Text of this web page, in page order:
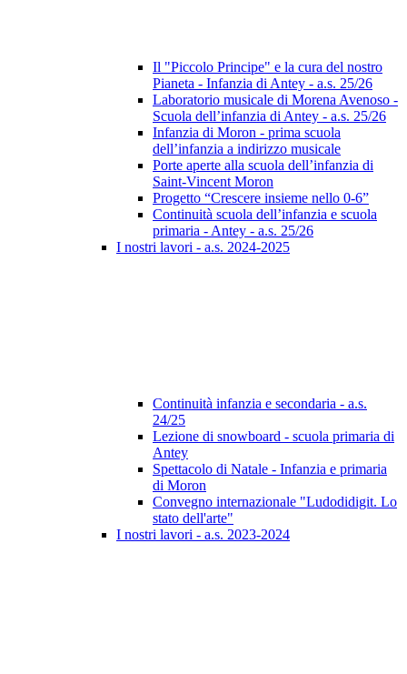
Il "Piccolo Principe" e la cura del nostro
Pianeta - Infanzia di Antey - a.s. 25/26
Laboratorio musicale di Morena Avenoso -
Scuola dell’infanzia di Antey - a.s. 25/26
Infanzia di Moron - prima scuola
dell’infanzia a indirizzo musicale
Porte aperte alla scuola dell’infanzia di
Saint-Vincent Moron
Progetto “Crescere insieme nello 0-6”
Continuità scuola dell’infanzia e scuola
primaria - Antey - a.s. 25/26
I nostri lavori - a.s. 2024-2025
Continuità infanzia e secondaria - a.s.
24/25
Lezione di snowboard - scuola primaria di
Antey
Spettacolo di Natale - Infanzia e primaria
di Moron
Convegno internazionale "Ludodidigit. Lo
stato dell'arte"
I nostri lavori - a.s. 2023-2024